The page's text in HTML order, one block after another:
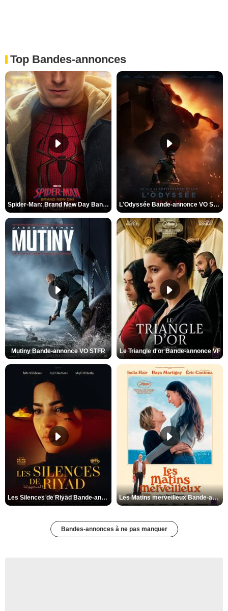
Top Bandes-annonces
Spider-Man: Brand New Day Bande-annonce VO STFR L'Odyssée Bande-annonce VO STFR
Mutiny Bande-annonce VO STFR Le Triangle d'or Bande-annonce VF
Les Silences de Riyad Bande-annonce VO STFR Les Matins merveilleux Bande-annonce VF
Bandes-annonces à ne pas manquer